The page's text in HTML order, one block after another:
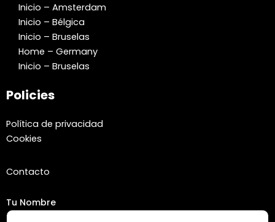
Inicio – Amsterdam
Inicio – Bélgica
Inicio – Bruselas
Home – Germany
Inicio – Bruselas
Policies
Política de privacidad
Cookies
Contacto
Tu Nombre